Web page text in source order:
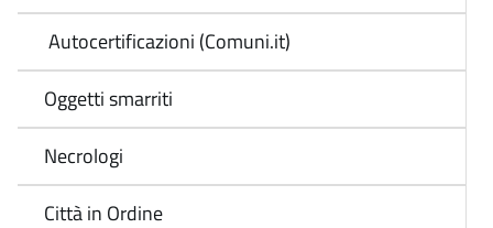
Autocertificazioni (Comuni.it)
Oggetti smarriti
Necrologi
Città in Ordine